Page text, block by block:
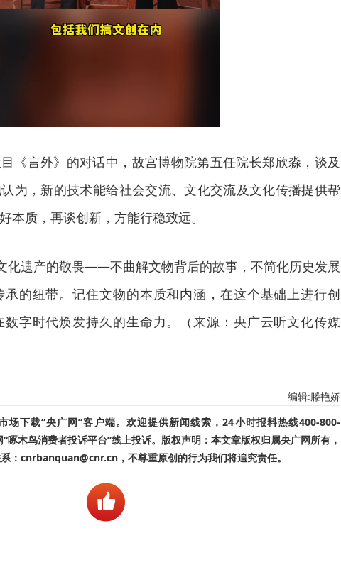
《言外》的对话中，故宫博物院第五任院长郑欣淼，谈及
为，新的技术能给社会交流、文化交流及文化传播提供帮
本质，再谈创新，方能行稳致远。
化遗产的敬畏——不曲解文物背后的故事，不简化历史发展
的纽带。记住文物的本质和内涵，在这个基础上进行创
字时代焕发持久的生命力。（来源：央广云听文化传媒
编辑:滕艳娇
场下载“央广网”客户端。欢迎提供新闻线索，24小时报料热线400-800-
啄木鸟消费者投诉平台”线上投诉。版权声明：本文章版权归属央广网所有，
：cnrbanquan@cnr.cn，不尊重原创的行为我们将追究责任。